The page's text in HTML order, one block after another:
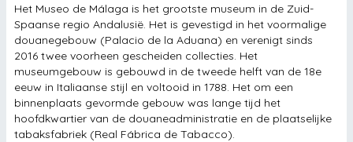
Het Museo de Málaga is het grootste museum in de Zuid-
Spaanse regio Andalusië. Het is gevestigd in het voormalige
douanegebouw (Palacio de la Aduana) en verenigt sinds
2016 twee voorheen gescheiden collecties. Het
museumgebouw is gebouwd in de tweede helft van de 18e
eeuw in Italiaanse stijl en voltooid in 1788. Het om een
binnenplaats gevormde gebouw was lange tijd het
hoofdkwartier van de douaneadministratie en de plaatselijke
tabaksfabriek (Real Fábrica de Tabacco).